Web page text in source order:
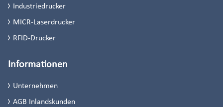
Industriedrucker
MICR-Laserdrucker
RFID-Drucker
Informationen
Unternehmen
AGB Inlandskunden